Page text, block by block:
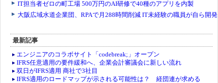
最新記事
エンジニアのコラボサイト「codebreak;」オープン
IFRS任意適用の要件緩和へ、企業会計審議会に新しい流れ
双日がIFRS適用 商社で3社目
IFRS適用のロードマップが示される可能性は？ 経団連が求める